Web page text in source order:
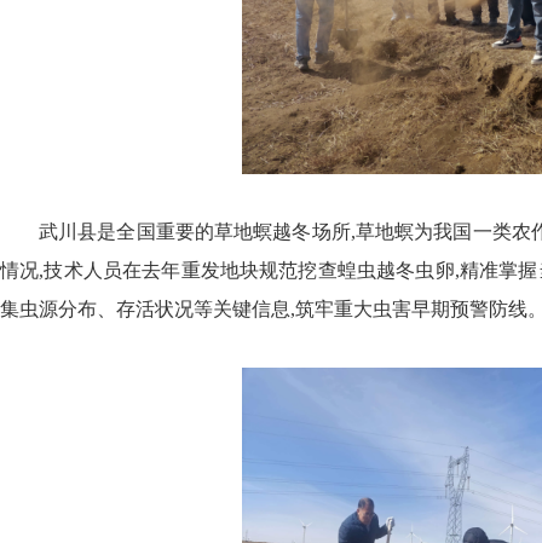
武川县是全国重要的草地螟越冬场所,草地螟为我国一类
情况,技术人员在去年重发地块规范挖查蝗虫越冬虫卵,精准掌
集虫源分布、存活状况等关键信息,筑牢重大虫害早期预警防线